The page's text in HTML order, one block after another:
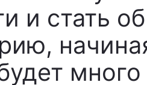
и стать